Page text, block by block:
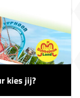
kies jij?